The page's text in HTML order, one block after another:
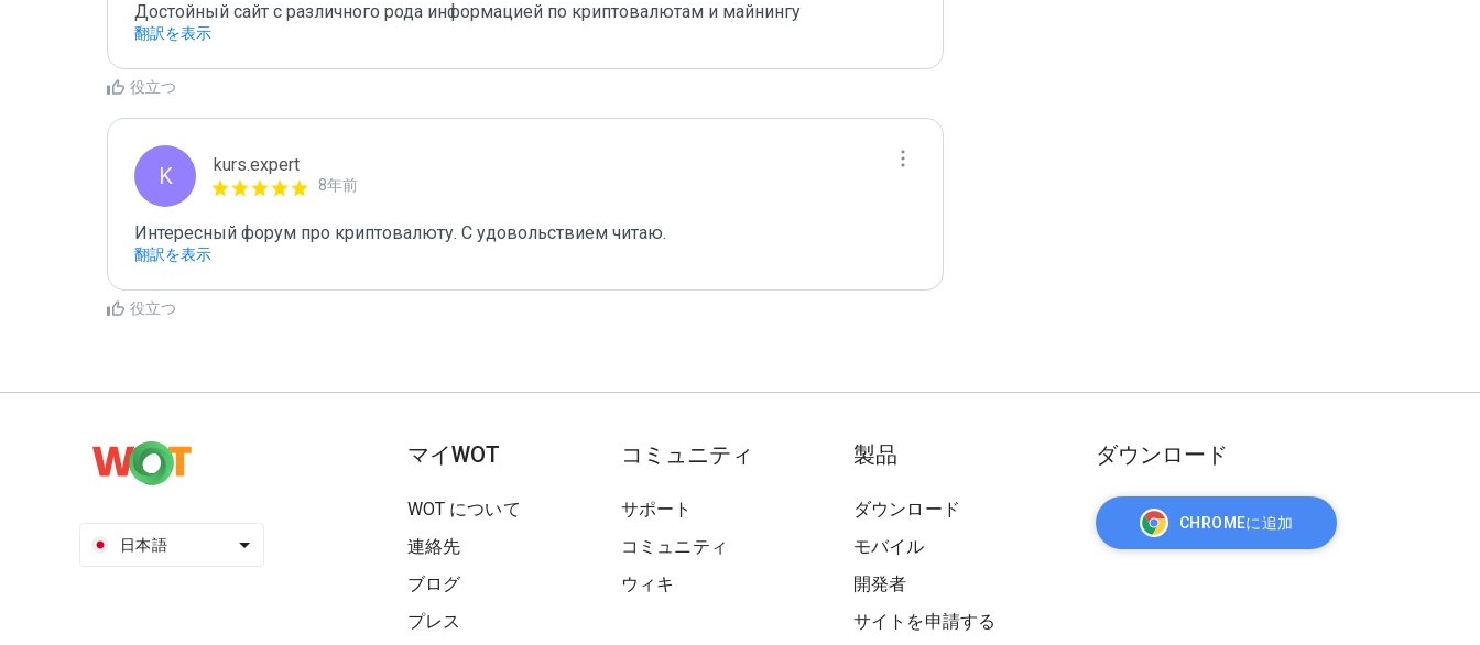
Достойный сайт с различного рода информацией по криптовалютам и майнингу
翻訳を表示
役立つ
K kurs.expert
8年前
Интересный форум про криптовалюту. С удовольствием читаю.
翻訳を表示
役立つ
日本語
マイWOT
WOT について
連絡先
ブログ
プレス
コミュニティ
サポート
コミュニティ
ウィキ
製品
ダウンロード
モバイル
開発者
サイトを申請する
ダウンロード
CHROMEに追加